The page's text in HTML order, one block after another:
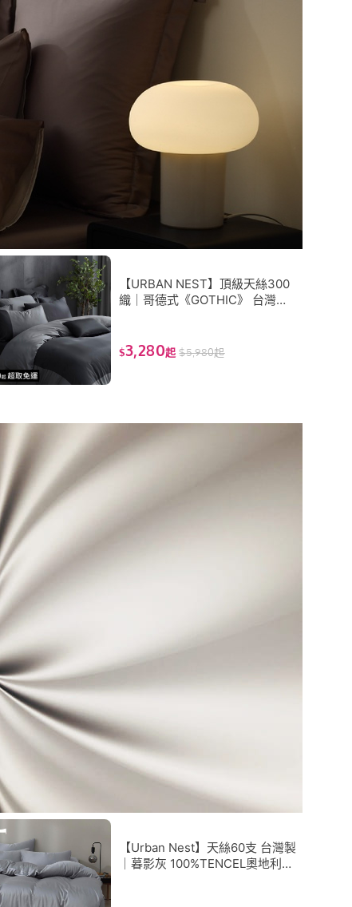
【URBAN NEST】頂級天絲300
織｜哥德式《GOTHIC》 台灣製
$3,280起 $5,980起
【Urban Nest】天絲60支 台灣製
｜暮影灰 100%TENCEL奧地利純